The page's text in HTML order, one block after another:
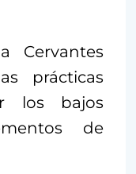
Cervantes
prácticas
los bajos
de